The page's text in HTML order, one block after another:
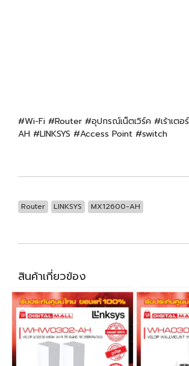
#Wi-Fi #Router #อุปกรณ์เน็ตเวิร์ค #เร้าเตอ
AH #LINKSYS #Access Point #switch
Router LINKSYS MX12600-AH
สินค้าเกี่ยวข้อง